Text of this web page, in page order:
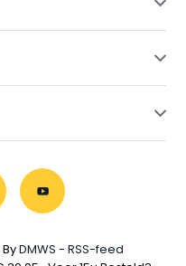
DMWS - RSS-feed